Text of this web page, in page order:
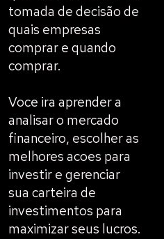
tomada de decisão de
quais empresas
comprar e quando
comprar.
Voce ira aprender a
analisar o mercado
financeiro, escolher as
melhores acoes para
investir e gerenciar
sua carteira de
investimentos para
maximizar seus lucros.